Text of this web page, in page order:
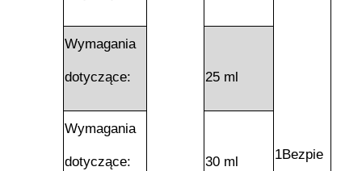
1Bezpie
Wymagania
dotyczące: 25 ml
Wymagania
dotyczące: 30 ml